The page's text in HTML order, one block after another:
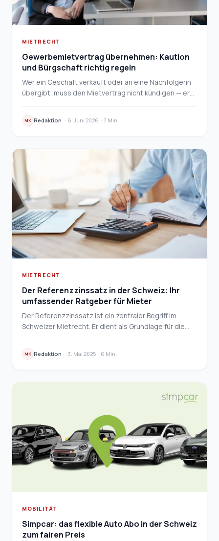
MIETRECHT
Gewerbemietvertrag übernehmen: Kaution
und Bürgschaft richtig regeln
Wer ein Geschäft verkauft oder an eine Nachfolgerin
übergibt, muss den Mietvertrag nicht kündigen — er
MK Redaktion · 6. Juni 2026 · 7 Min.
MIETRECHT
Der Referenzzinssatz in der Schweiz: Ihr
umfassender Ratgeber für Mieter
Der Referenzzinssatz ist ein zentraler Begriff im
Schweizer Mietrecht. Er dient als Grundlage für die
MK Redaktion · 3. Mai 2025 · 6 Min.
MOBILITÄT
Simpcar: das flexible Auto Abo in der Schweiz
zum fairen Preis